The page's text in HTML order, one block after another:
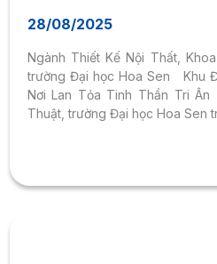
28/08/2025
Ngành Thiết Kế Nội Thất,
trường Đại học Hoa Sen Khu
Nơi Lan Tỏa Tinh Thần Tri
Thuật, trường Đại học Hoa Sen